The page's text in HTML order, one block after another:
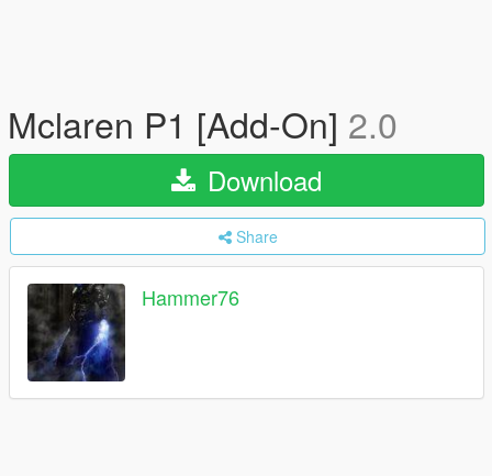
Mclaren P1 [Add-On] 2.0
Download
Share
Hammer76